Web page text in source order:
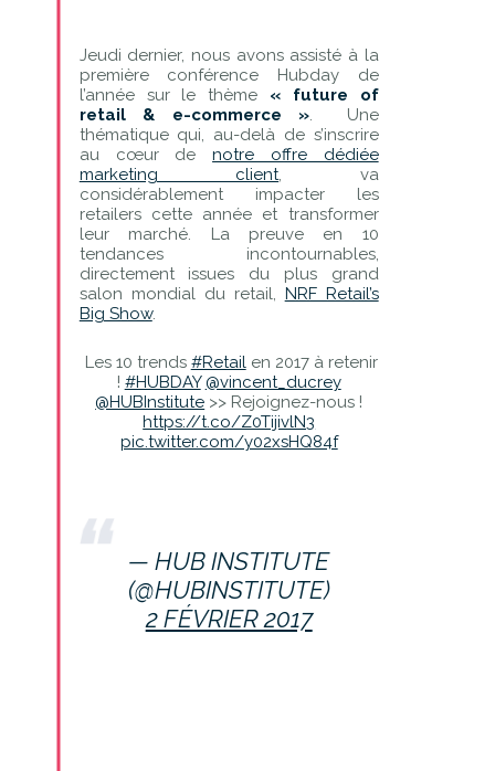
Jeudi dernier, nous avons assisté à la
première conférence Hubday de
l’année sur le thème « future of
retail & e-commerce ». Une
thématique qui, au-delà de s’inscrire
au cœur denotre offre dédiée
marketing client, va
considérablement impacter les
retailers cette année et transformer
leur marché. La preuve en 10
tendances incontournables,
directement issues du plus grand
salon mondial du retail, NRF Retail’s
Big Show.
Les 10 trends #Retailen 2017 à retenir
! #HUBDAY @vincent_ducrey
@HUBInstitute >> Rejoignez-nous !
https://t.co/Z0TijivlN3
pic.twitter.com/y02xsHQ84f
— HUB INSTITUTE
(@HUBINSTITUTE)
2 FÉVRIER 2017